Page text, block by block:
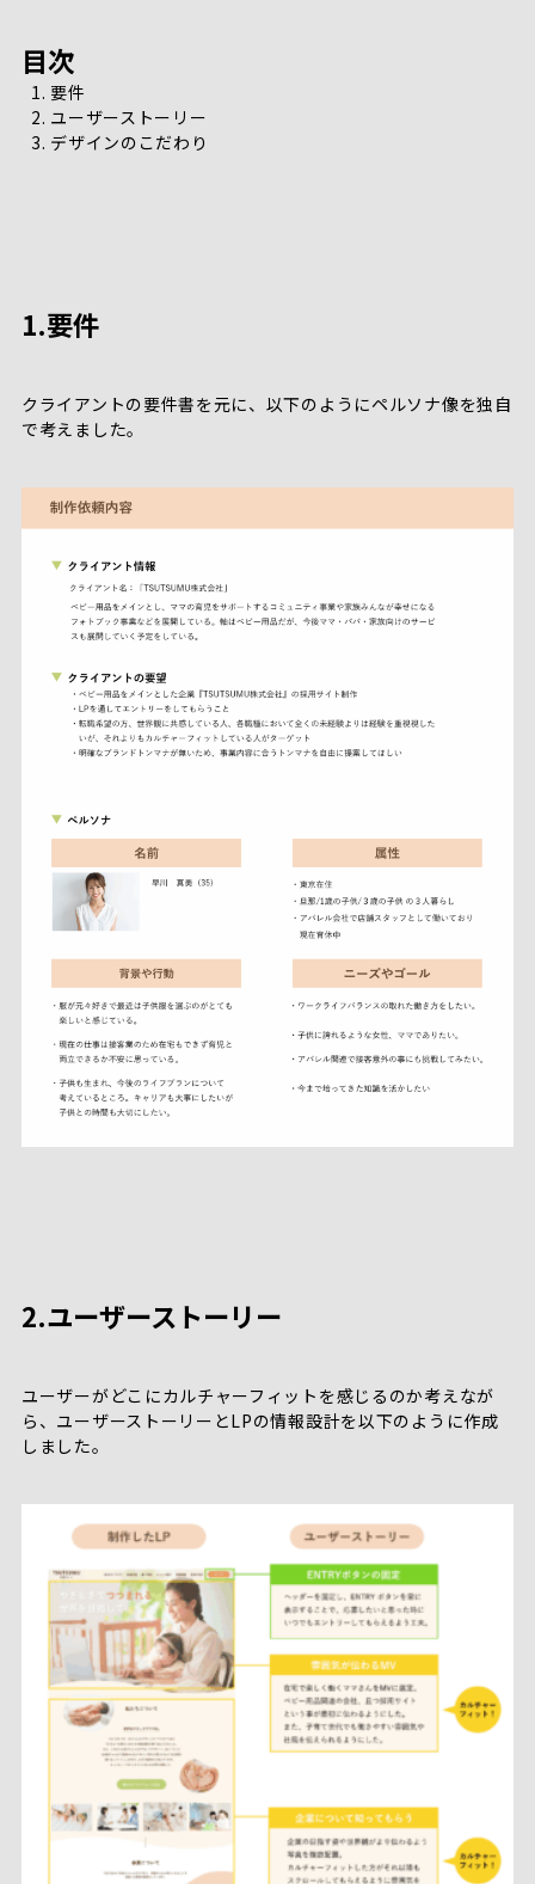
目次
要件
ユーザーストーリー
デザインのこだわり
1.要件
クライアントの要件書を元に、以下のようにペルソナ像を独自
で考えました。
2.ユーザーストーリー
ユーザーがどこにカルチャーフィットを感じるのか考えなが
ら、ユーザーストーリーとLPの情報設計を以下のように作成
しました。